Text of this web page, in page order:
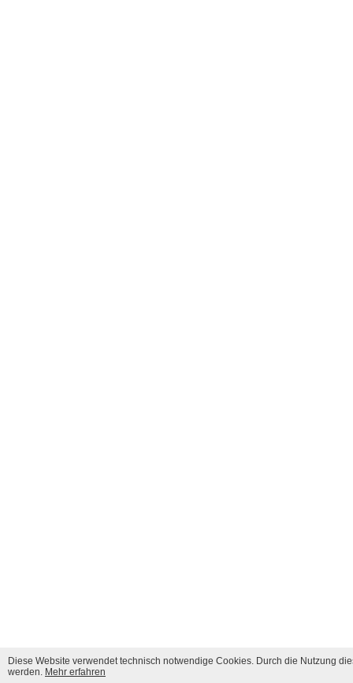
Diese Website verwendet technisch notwendige Cookies. Durch die Nutzung
werden. Mehr erfahren